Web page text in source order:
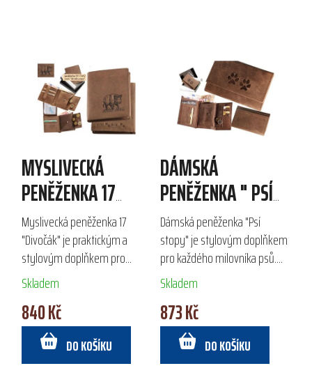
MYSLIVECKÁ
PENĚŽENKA 17
"DIVOČÁK"
Myslivecká peněženka 17
"Divočák" je praktickým a
stylovým doplňkem pro
každého myslivce. Vyrobena z
kvalitní broušené hovězí kůže,
nabízí 2 prostorné přihrádky
na bankovky, 12...
Skladem
840 Kč
DO KOŠÍKU
DÁMSKÁ
PENĚŽENKA " PSÍ
STOPY"
Dámská peněženka "Psí
stopy" je stylovým doplňkem
pro každého milovníka psů.
Vyrobena z kvalitní broušené
hovězí kůže, nabízí dostatek
prostoru s velkou přihrádkou
na bankovky,...
Skladem
873 Kč
DO KOŠÍKU